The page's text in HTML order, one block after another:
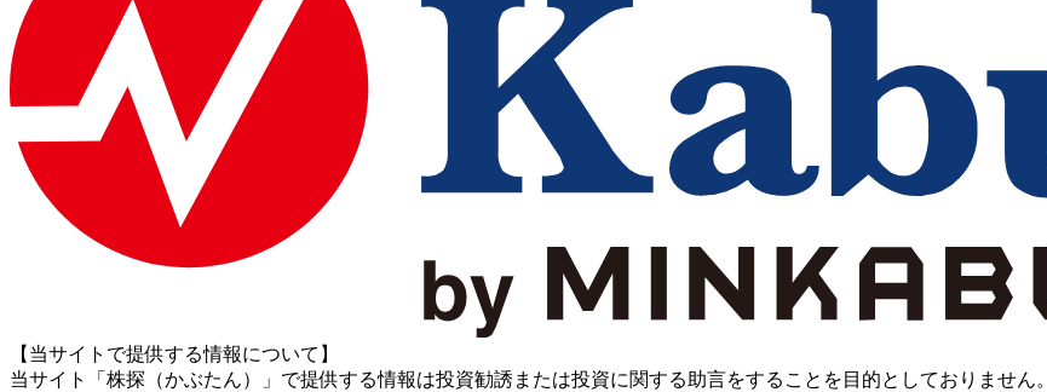
【当サイトで提供する情報について】
当サイト「株探（かぶたん）」で提供する情報は投資勧誘または投資に関する助言をすることを目的としておりません。